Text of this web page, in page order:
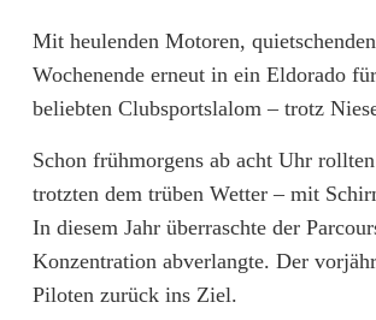
W
e
d
e
n
Mit heulenden Motoren,
Wochenende erneut in ein Eldorado
beliebten Clubsportslalom – trotz
Schon frühmorgens ab acht Uhr
trotzten dem trüben Wetter – mit
In diesem Jahr überraschte der
Konzentration abverlangte. Der
Piloten zurück ins Ziel.